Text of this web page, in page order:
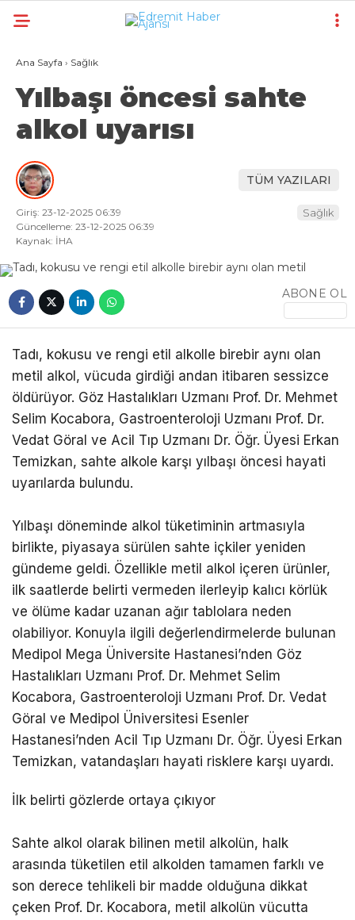
Ana Sayfa › Sağlık
Yılbaşı öncesi sahte
alkol uyarısı
TÜM YAZILARI
Giriş: 23-12-2025 06:39
Güncelleme: 23-12-2025 06:39
Kaynak: İHA
Sağlık
ABONE OL
Tadı, kokusu ve rengi etil alkolle birebir aynı olan
metil alkol, vücuda girdiği andan itibaren sessizce
öldürüyor. Göz Hastalıkları Uzmanı Prof. Dr. Mehmet
Selim Kocabora, Gastroenteroloji Uzmanı Prof. Dr.
Vedat Göral ve Acil Tıp Uzmanı Dr. Öğr. Üyesi Erkan
Temizkan, sahte alkole karşı yılbaşı öncesi hayati
uyarılarda bulundu.
Yılbaşı döneminde alkol tüketiminin artmasıyla
birlikte, piyasaya sürülen sahte içkiler yeniden
gündeme geldi. Özellikle metil alkol içeren ürünler,
ilk saatlerde belirti vermeden ilerleyip kalıcı körlük
ve ölüme kadar uzanan ağır tablolara neden
olabiliyor. Konuyla ilgili değerlendirmelerde bulunan
Medipol Mega Üniversite Hastanesi’nden Göz
Hastalıkları Uzmanı Prof. Dr. Mehmet Selim
Kocabora, Gastroenteroloji Uzmanı Prof. Dr. Vedat
Göral ve Medipol Üniversitesi Esenler
Hastanesi’nden Acil Tıp Uzmanı Dr. Öğr. Üyesi Erkan
Temizkan, vatandaşları hayati risklere karşı uyardı.
İlk belirti gözlerde ortaya çıkıyor
Sahte alkol olarak bilinen metil alkolün, halk
arasında tüketilen etil alkolden tamamen farklı ve
son derece tehlikeli bir madde olduğuna dikkat
çeken Prof. Dr. Kocabora, metil alkolün vücutta